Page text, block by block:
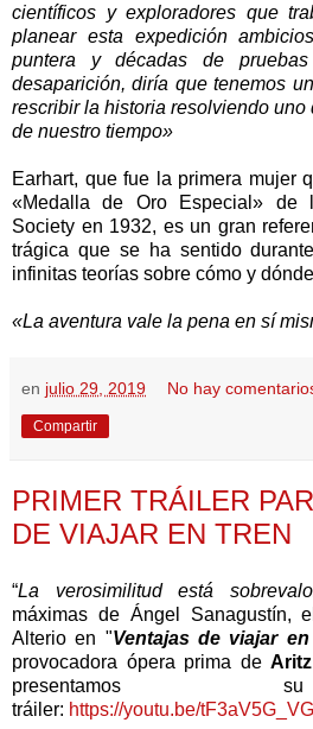
científicos y exploradores que
planear esta expedición
puntera y décadas de
desaparición, diría que tenemos
rescribir la historia resolviendo uno
de nuestro tiempo»
Earhart, que fue la primera mujer
«Medalla de Oro Especial» de
Society en 1932, es un gran
trágica que se ha sentido
infinitas teorías sobre cómo y
«La aventura vale la pena en sí
en julio 29, 2019 No hay
Compartir
PRIMER TRÁILER
DE VIAJAR EN TREN
“La verosimilitud está
máximas de Ángel Sanagustín,
Alterio en "Ventajas de viajar
provocadora ópera prima de
presentamos
tráiler: https://youtu.be/